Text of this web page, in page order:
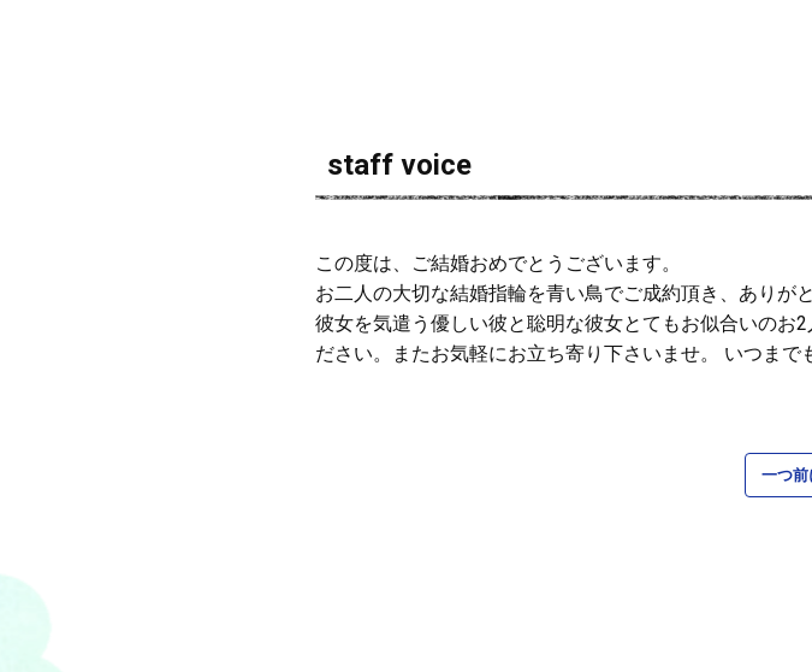
staff voice
この度は、ご結婚おめでとうございます。
お二人の大切な結婚指輪を青い鳥でご成約頂き、ありが
彼女を気遣う優しい彼と聡明な彼女とてもお似合いのお
ださい。またお気軽にお立ち寄り下さいませ。 いつま
一つ前